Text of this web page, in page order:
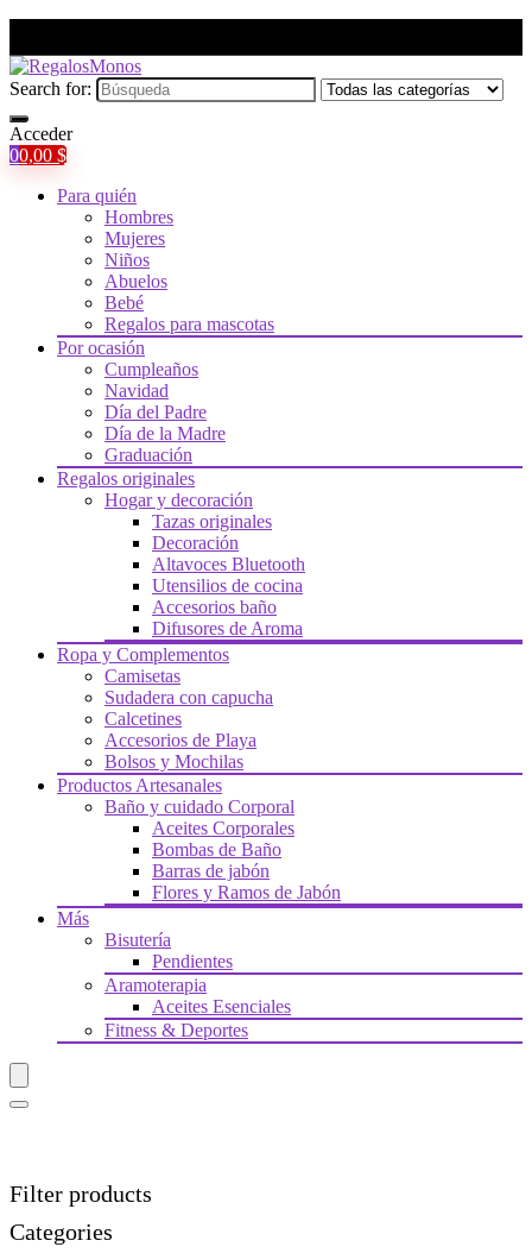
Search for:
Acceder
00,00 $
Para quién
Hombres
Mujeres
Niños
Abuelos
Bebé
Regalos para mascotas
Por ocasión
Cumpleaños
Navidad
Día del Padre
Día de la Madre
Graduación
Regalos originales
Hogar y decoración
Tazas originales
Decoración
Altavoces Bluetooth
Utensilios de cocina
Accesorios baño
Difusores de Aroma
Ropa y Complementos
Camisetas
Sudadera con capucha
Calcetines
Accesorios de Playa
Bolsos y Mochilas
Productos Artesanales
Baño y cuidado Corporal
Aceites Corporales
Bombas de Baño
Barras de jabón
Flores y Ramos de Jabón
Más
Bisutería
Pendientes
Aramoterapia
Aceites Esenciales
Fitness & Deportes
Filter products
Categories